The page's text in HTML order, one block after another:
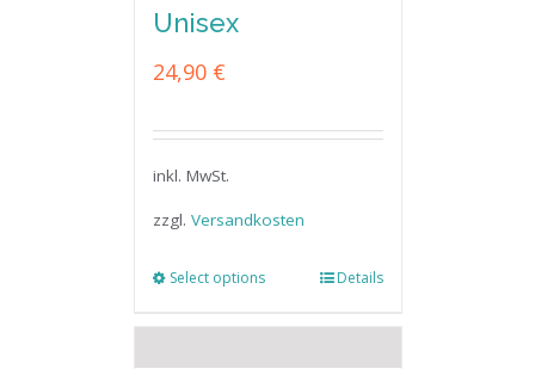
Unisex
24,90 €
inkl. MwSt.
zzgl. Versandkosten
Select options Details